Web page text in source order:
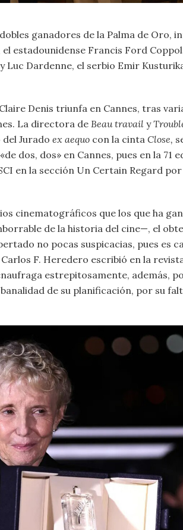
ganadores de la Palma de Oro,
estadounidense Francis Ford
Luc Dardenne, el serbio Emir
Denis triunfa en Cannes, tras
La directora de Beau travail y
del Jurado ex aequo con la cinta Close,
dos, dos» en Cannes, pues en la 71
en la sección Un Certain Regard
cinematográficos que los que ha
de la historia del cine—, el
no pocas suspicacias, pues es
F. Heredero escribió en la
estrepitosamente, además,
de su planificación, por su